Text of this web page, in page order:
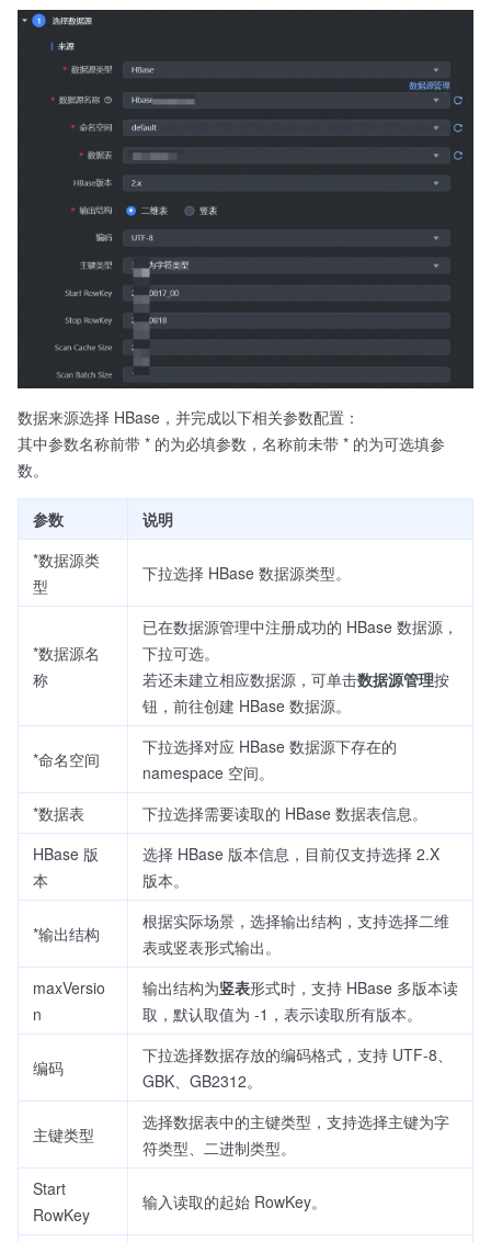
数据来源选择 HBase，并完成以下相关参数配置：
其中参数名称前带 * 的为必填参数，名称前未带 * 的为可选填参
数。
参数
说明
*数据源类
型
下拉选择 HBase 数据源类型。
*数据源名
称
已在数据源管理中注册成功的 HBase 数据源，
下拉可选。
若还未建立相应数据源，可单击数据源管理按
钮，前往创建 HBase 数据源。
*命名空间
下拉选择对应 HBase 数据源下存在的
namespace 空间。
*数据表
下拉选择需要读取的 HBase 数据表信息。
HBase 版
本
选择 HBase 版本信息，目前仅支持选择 2.X
版本。
*输出结构
根据实际场景，选择输出结构，支持选择二维
表或竖表形式输出。
maxVersio
n
输出结构为竖表形式时，支持 HBase 多版本读
取，默认取值为 -1，表示读取所有版本。
编码
下拉选择数据存放的编码格式，支持 UTF-8、
GBK、GB2312。
主键类型
选择数据表中的主键类型，支持选择主键为字
符类型、二进制类型。
Start
RowKey
输入读取的起始 RowKey。